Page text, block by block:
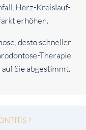
Herz-Kreislauf-
erhöhen.
desto schneller
Therapie
Sie abgestimmt.
?